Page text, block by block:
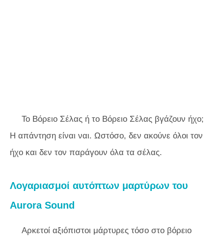
Το Βόρειο Σέλας ή το Βόρειο Σέλας βγάζουν ήχο;
Η απάντηση είναι ναι. Ωστόσο, δεν ακούνε όλοι τον
ήχο και δεν τον παράγουν όλα τα σέλας.
Λογαριασμοί αυτόπτων μαρτύρων του
Aurora Sound
Αρκετοί αξιόπιστοι μάρτυρες τόσο στο βόρειο